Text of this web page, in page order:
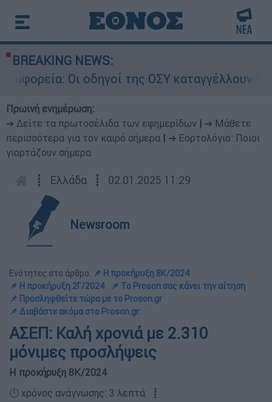
BREAKING NEWS:
Οι οδηγοί της ΟΣΥ καταγγέλλουν
Πρωινή ενημέρωση:
➔ Δείτε τα πρωτοσέλιδα των εφημερίδων
➔ Μάθετε
περισσότερα για τον καιρό σήμερα
➔ Εορτολόγιο: Ποιοι
γιορτάζουν σήμερα
┋ Ελλάδα ┋ 02.01.2025 11:29
Newsroom
Ενότητες στο άρθρο: 📌 Η προκήρυξη 8Κ/2024
📌 Η προκήρυξη 2Γ/2024
📌 Το Proson σας κάνει την αίτηση
📌 Προσληφθείτε τώρα με το Proson.gr
📌 Διαβάστε ακόμα στο Proson.gr:
ΑΣΕΠ: Καλή χρονιά με 2.310
μόνιμες προσλήψεις
Η προκήρυξη 8Κ/2024
🕛 χρόνος ανάγνωσης: 3 λεπτά ┋